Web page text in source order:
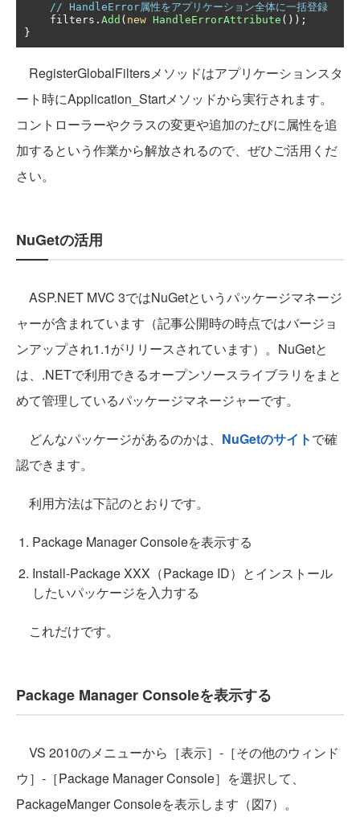
// HandleError属性をアプリケーション全体に一括登録
    filters
. Add ( new HandleErrorAttribute ());
}
RegisterGlobalFiltersメソッドはアプリケーションスタ
ート時にApplication_Startメソッドから実行されます。
コントローラーやクラスの変更や追加のたびに属性を追
加するという作業から解放されるので、ぜひご活用くだ
さい。
NuGetの活用
ASP.NET MVC 3ではNuGetというパッケージマネージ
ャーが含まれています（記事公開時の時点ではバージョ
ンアップされ1.1がリリースされています）。NuGetと
は、.NETで利用できるオープンソースライブラリをまと
めて管理しているパッケージマネージャーです。
どんなパッケージがあるのかは、 NuGetのサイトで確
認できます。
利用方法は下記のとおりです。
Package Manager Consoleを表示する
Install-Package XXX（Package ID）とインストール
したいパッケージを入力する
これだけです。
Package Manager Consoleを表示する
VS 2010のメニューから［表示］-［その他のウィンド
ウ］-［Package Manager Console］を選択して、
PackageManger Consoleを表示します（図7）。